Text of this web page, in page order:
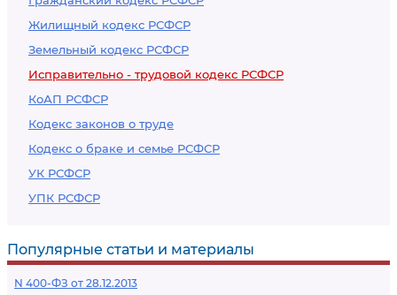
Жилищный кодекс РСФСР
Земельный кодекс РСФСР
Исправительно - трудовой кодекс РСФСР
КоАП РСФСР
Кодекс законов о труде
Кодекс о браке и семье РСФСР
УК РСФСР
УПК РСФСР
Популярные статьи и материалы
N 400-ФЗ от 28.12.2013